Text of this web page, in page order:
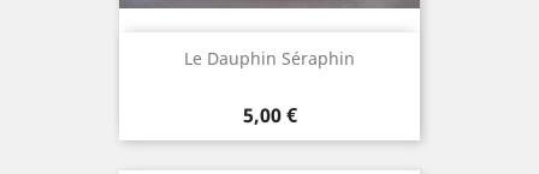
Le Dauphin Séraphin
Prix
5,00 €